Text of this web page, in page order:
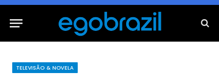
TELEVISÃO & NOVELA